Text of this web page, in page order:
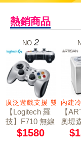
熱銷商品
NO. 2
廣泛遊戲支援 雙震動
【Logitech 羅
技】F710 無線
遊戲搖桿
$1580
內建
【
奧堤
數位